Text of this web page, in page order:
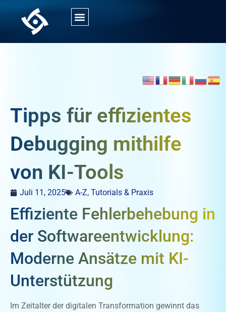
Tipps für effizientes
Debugging mithilfe
von KI-Tools
Juli 11, 2025 A-Z, Tutorials & Praxis
Effiziente Fehlerbehebung in
der Softwareentwicklung:
Moderne Ansätze mit KI-
Unterstützung
Im Zeitalter der digitalen Transformation gewinnt das